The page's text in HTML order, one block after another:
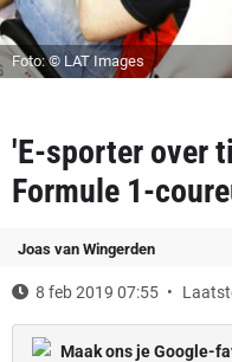
Foto: © LAT Images
'E-sporter over
Formule 1-
Joas van Wingerden
8 feb 2019 07:55
Maak ons je Google-